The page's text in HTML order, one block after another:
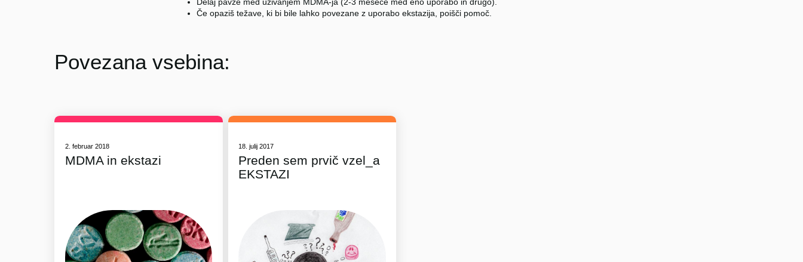
Delaj pavze med uživanjem MDMA-ja (2-3 mesece med eno uporabo in drugo).
Če opaziš težave, ki bi bile lahko povezane z uporabo ekstazija, poišči pomoč.
Povezana vsebina:
2. februar 2018
MDMA in ekstazi
18. julij 2017
Preden sem prvič vzel_a
EKSTAZI